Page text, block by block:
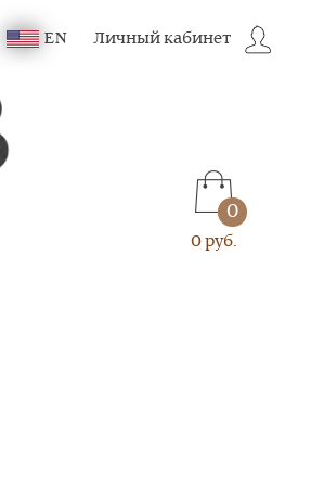
EN Личный кабинет
0
0 руб.